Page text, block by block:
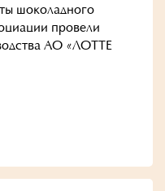
шоколадного
провели
АО «ЛОТТЕ